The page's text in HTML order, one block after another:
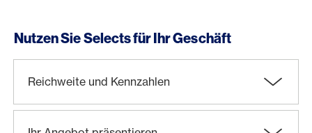
Nutzen Sie Selects für Ihr Geschäft
Reichweite und Kennzahlen